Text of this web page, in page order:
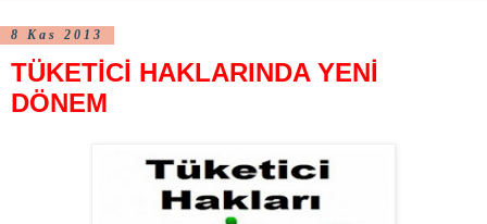
8 Kas 2013
TÜKETİCİ HAKLARINDA YENİ
DÖNEM